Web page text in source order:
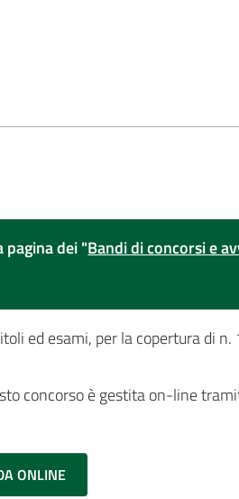
pagina dei "Bandi di concorsi e
ed esami, per la copertura di
concorso è gestita on-line
ONLINE